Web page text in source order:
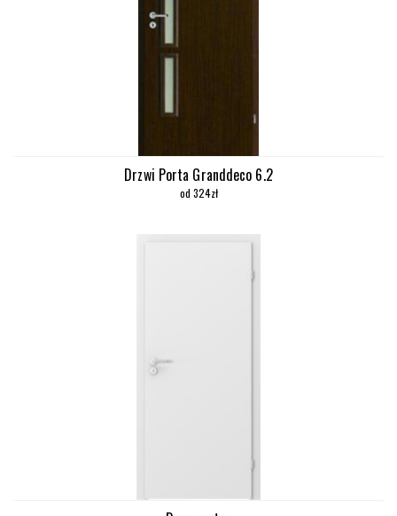
Drzwi Porta Granddeco 6.2
od 324zł